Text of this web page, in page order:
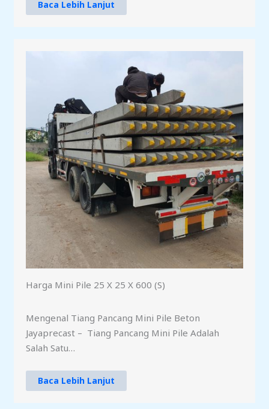
Baca Lebih Lanjut
Harga Mini Pile 25 X 25 X 600 (S)
Mengenal Tiang Pancang Mini Pile Beton
Jayaprecast – Tiang Pancang Mini Pile Adalah
Salah Satu…
Baca Lebih Lanjut